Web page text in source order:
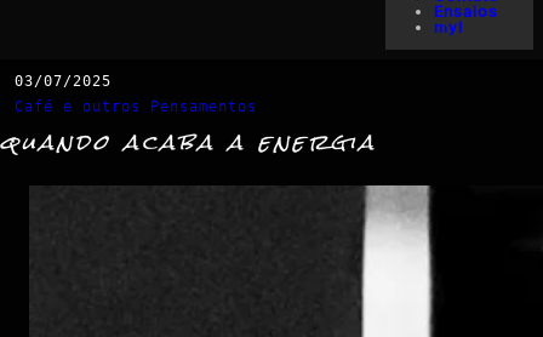
Ensaios
myI
03/07/2025
Café e outros Pensamentos
quando acaba a energia